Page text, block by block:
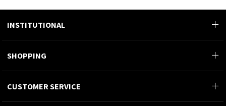
INSTITUTIONAL
SHOPPING
CUSTOMER SERVICE